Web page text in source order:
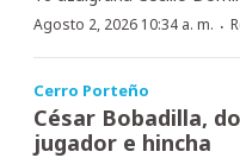
Agosto 2, 2026 10:34 a. m. ·
Cerro Porteño
César Bobadilla,
jugador e hincha